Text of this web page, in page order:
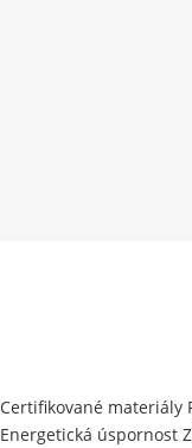
Certifikované materiály
Energetická úspornost